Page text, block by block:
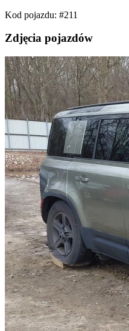
Kod pojazdu: #211
Zdjęcia pojazdów